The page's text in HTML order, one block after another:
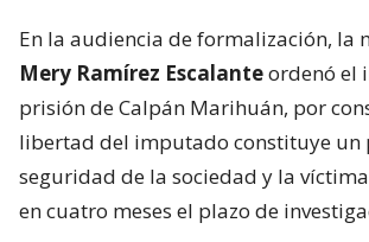
En la audiencia de formalización, la
Mery Ramírez Escalanteordenó el
prisión de Calpán Marihuán, por
libertad del imputado constituye un
seguridad de la sociedad y la
en cuatro meses el plazo de